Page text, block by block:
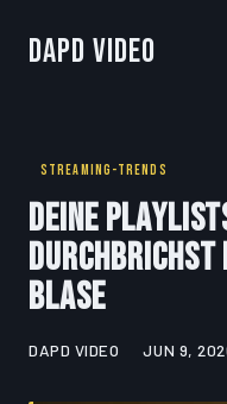
DapD Video
STREAMING-TRENDS
Deine
durchbrichst
Blase
DAPD VIDEO JUN 9,